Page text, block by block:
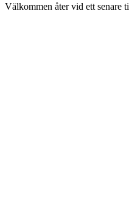
Välkommen åter vid ett senare